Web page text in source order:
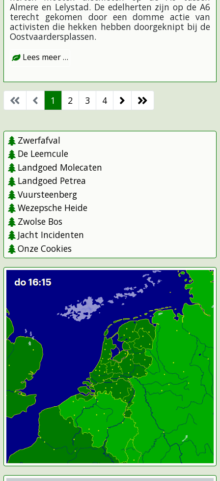
Almere en Lelystad. De edelherten zijn op de A6
terecht gekomen door een domme actie van
activisten die hekken hebben doorgeknipt bij de
Oostvaardersplassen.
Lees meer …
1 2 3 4
Zwerfafval
De Leemcule
Landgoed Molecaten
Landgoed Petrea
Vuursteenberg
Wezepsche Heide
Zwolse Bos
Jacht Incidenten
Onze Cookies